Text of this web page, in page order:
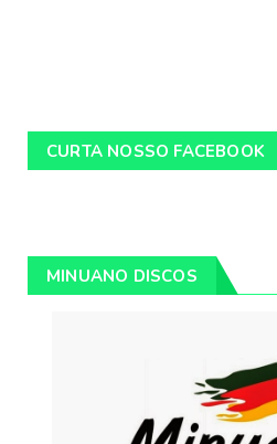
CURTA NOSSO FACEBOOK
MINUANO DISCOS